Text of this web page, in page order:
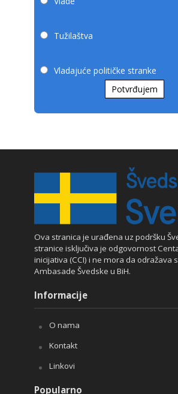
Tužilaštva
Vladajuće političke stranke
Potvrđujem
Ova stranica je urađena uz podršku
stranice isključiva je odgovornost
inicijativa (CCI) i ne mora da odražava
Ambasade Švedske u BiH.
Informacije
O nama
Kontakt
Linkovi
Popularno